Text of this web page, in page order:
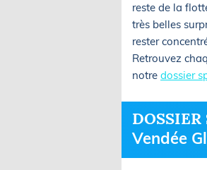
reste de la
très belles
rester
Retrouvez
notre dossier
Vendée